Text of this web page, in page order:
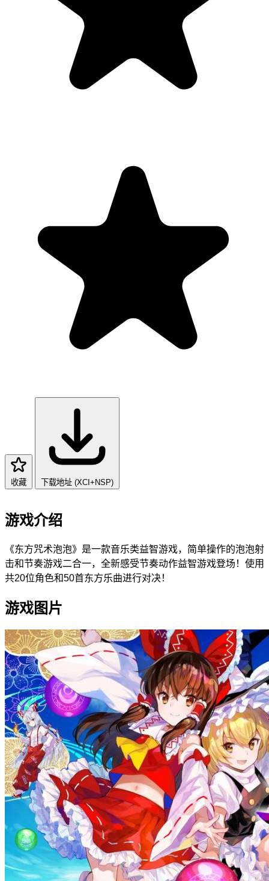
收藏 下载地址 (XCI+NSP)
游戏介绍
《东方咒术泡泡》是一款音乐类益智游戏，简单操作的泡泡射
击和节奏游戏二合一，全新感受节奏动作益智游戏登场！使用
共20位角色和50首东方乐曲进行对决！
游戏图片